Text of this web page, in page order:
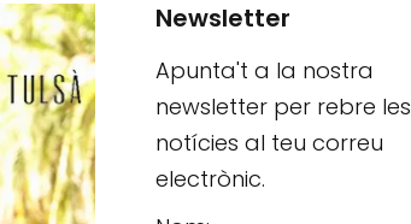
Newsletter
Apunta't a la nostra
newsletter per rebre les
notícies al teu correu
electrònic.